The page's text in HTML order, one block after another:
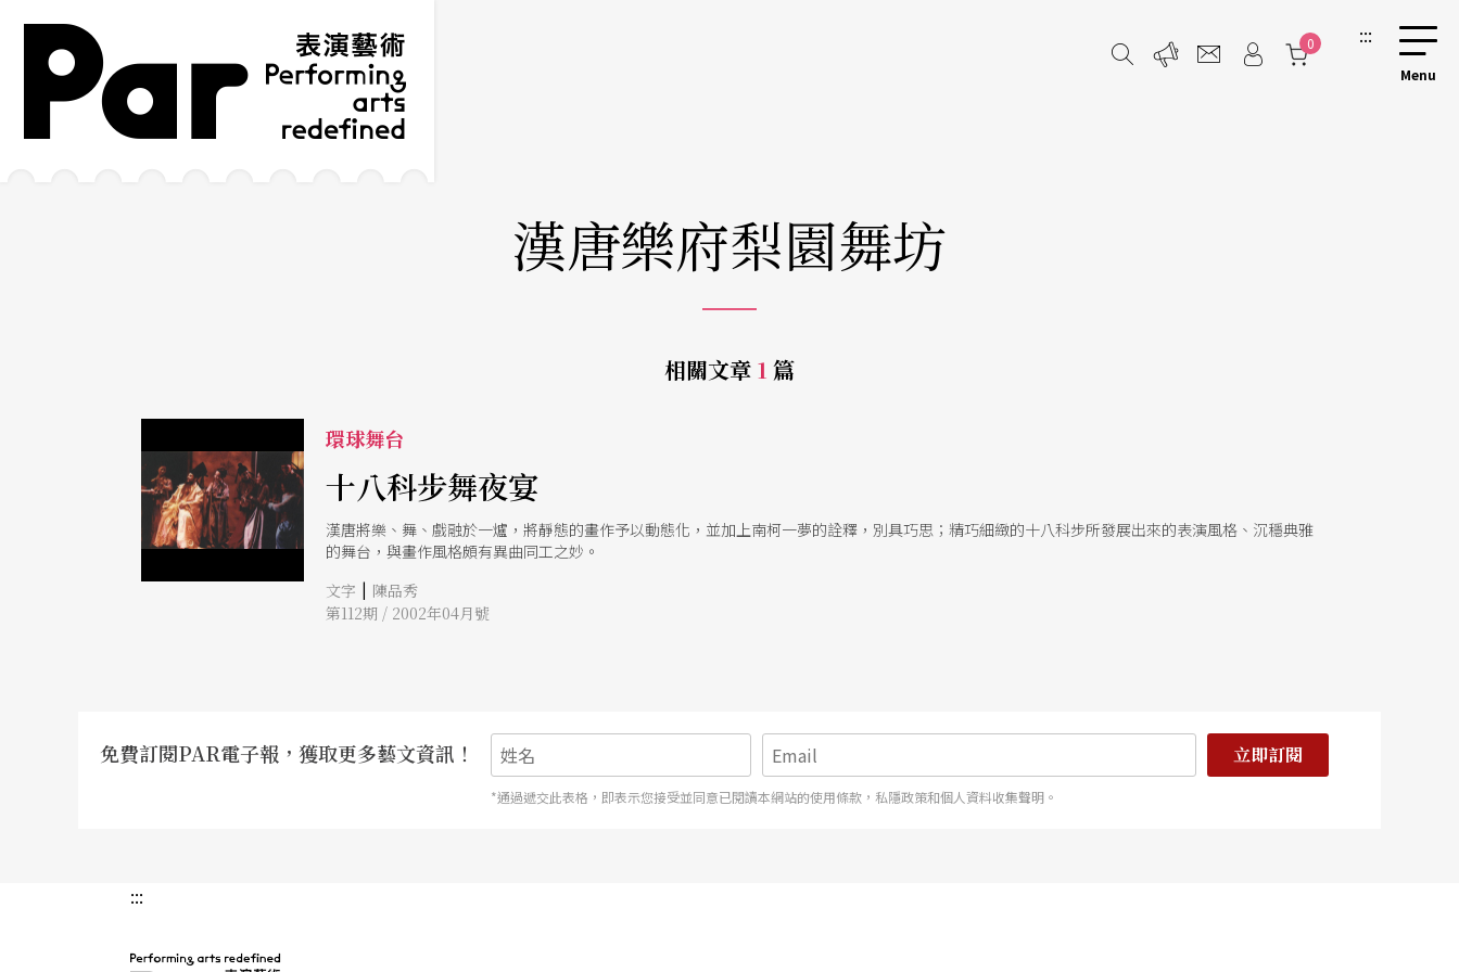
跳到主要內容區塊
網站導覽
0 :::
漢唐樂府梨園舞坊
相關文章 1 篇
環球舞台
十八科步舞夜宴
漢唐將樂、舞、戲融於一爐，將靜態的畫作予以動態化，並加上南柯一夢的詮釋，別具巧思；精巧細緻的十八科步所發展出來的表演風格、沉穩典雅
的舞台，與畫作風格頗有異曲同工之妙。
文字 | 陳品秀
第112期 / 2002年04月號
免費訂閱PAR電子報，獲取更多藝文資訊！ 立即訂閱
*通過遞交此表格，即表示您接受並同意已閱讀本網站的使用條款，私隱政策和個人資料收集聲明。
:::